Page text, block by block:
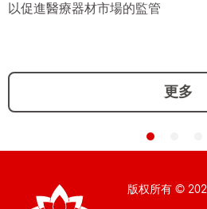
以促進醫療器材市場的監管
更多
版权所有 ©